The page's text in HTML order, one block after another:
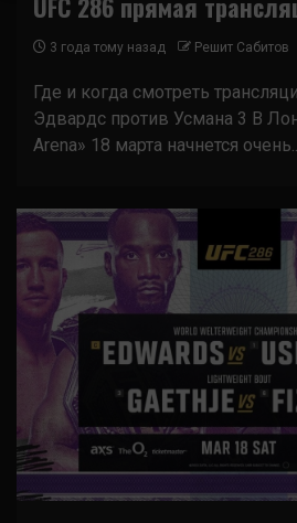
3 года тому назад Решит Сабитов
Где и когда смотреть
Эдвардс против Усмана 3 В
Arena» 18 марта начнется